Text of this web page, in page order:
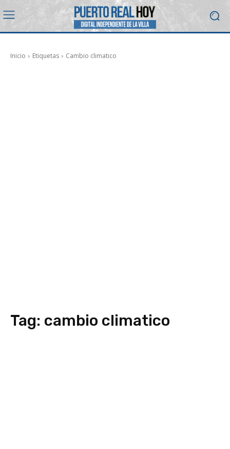
Inicio Etiquetas Cambio climatico
Tag: cambio climatico